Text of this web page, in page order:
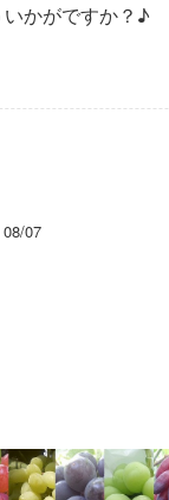
かがですか？♪
07